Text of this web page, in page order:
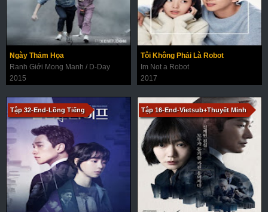
Ngày Thảm Họa
Ranh Giới Mong Manh / D-Day
2015
Tôi Không Phải Là Robot
Im Not a Robot
2017
Tập 32-End-Lồng Tiếng Tập 16-End-Vietsub+Thuyết Minh